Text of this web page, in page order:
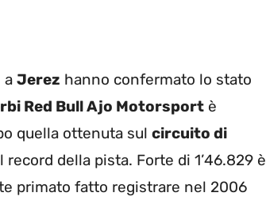
a Jerez hanno confermato lo stato
Red Bull Ajo Motorsport è
quella ottenuta sul circuito di
della pista. Forte di 1’46.829 è
primato fatto registrare nel 2006